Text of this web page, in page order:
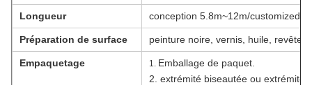
Longueur conception 5.8m~12m/customized
Préparation de surface peinture noire, vernis, huile,
Empaquetage 1. Emballage de paquet.
2. extrémité biseautée ou extrémité